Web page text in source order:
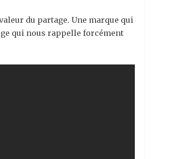
du partage. Une marque qui
qui nous rappelle forcément